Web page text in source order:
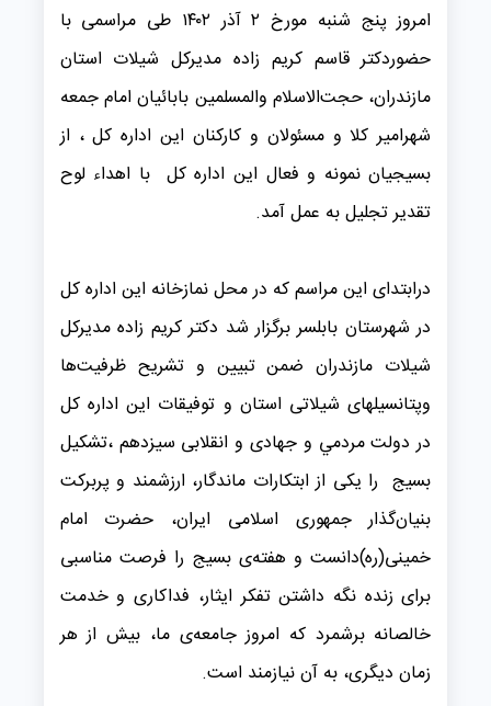
امروز پنج شنبه مورخ ۲ آذر ۱۴۰۲ طی مراسمی با
حضوردکتر قاسم کریم زاده مدیرکل شیلات استان
مازندران، حجت‌الاسلام والمسلمین بابائیان امام جمعه
شهرامیر کلا و مسئولان و کارکنان این اداره کل ، از
بسیجیان نمونه و فعال این اداره کل با اهداء لوح
تقدیر تجلیل به عمل آمد.
درابتدای این مراسم که در محل نمازخانه این اداره کل
در شهرستان بابلسر برگزار شد دکتر کریم زاده مدیرکل
شیلات مازندران ضمن تبیین و تشریح ظرفیت‌ها
وپتانسیلهای شیلاتی استان و توفیقات این اداره کل
در دولت مردمي و جهادی و انقلابی سیزدهم ،تشکیل
بسیج را یکی از ابتکارات ماندگار، ارزشمند و پربرکت
بنیان‌گذار جمهوری اسلامی ایران، حضرت امام
خمینی(ره)دانست و هفته‌ی بسیج را فرصت مناسبی
برای زنده نگه داشتن تفکر ایثار، فداکاری و خدمت
خالصانه برشمرد که امروز جامعه‌ی ما، بیش از هر
زمان دیگری، به آن نیازمند است.